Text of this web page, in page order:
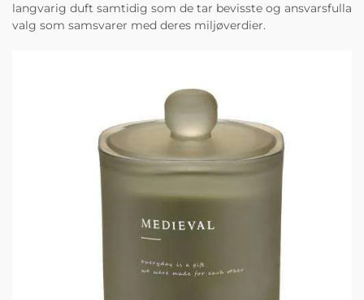
langvarig duft samtidig som de tar bevisste og ansvarsfulla
valg som samsvarer med deres miljøverdier.